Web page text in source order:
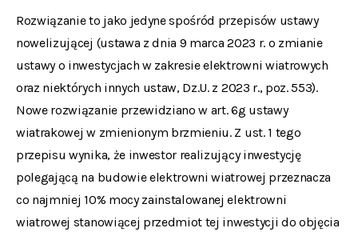
Rozwiązanie to jako jedyne spośród przepisów ustawy
nowelizującej (ustawa z dnia 9 marca 2023 r. o zmianie
ustawy o inwestycjach w zakresie elektrowni wiatrowych
oraz niektórych innych ustaw, Dz.U. z 2023 r., poz. 553).
Nowe rozwiązanie przewidziano w art. 6g ustawy
wiatrakowej w zmienionym brzmieniu. Z ust. 1 tego
przepisu wynika, że inwestor realizujący inwestycję
polegającą na budowie elektrowni wiatrowej przeznacza
co najmniej 10% mocy zainstalowanej elektrowni
wiatrowej stanowiącej przedmiot tej inwestycji do objęcia